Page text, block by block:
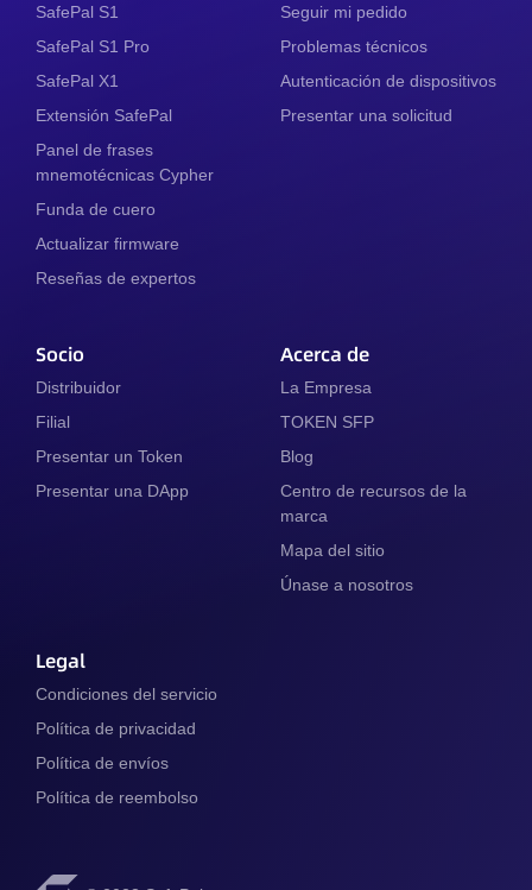
SafePal S1
SafePal S1 Pro
SafePal X1
Extensión SafePal
Panel de frases
mnemotécnicas Cypher
Funda de cuero
Actualizar firmware
Reseñas de expertos
Seguir mi pedido
Problemas técnicos
Autenticación de dispositivos
Presentar una solicitud
Socio
Distribuidor
Filial
Presentar un Token
Presentar una DApp
Acerca de
La Empresa
TOKEN SFP
Blog
Centro de recursos de la
marca
Mapa del sitio
Únase a nosotros
Legal
Condiciones del servicio
Política de privacidad
Política de envíos
Política de reembolso